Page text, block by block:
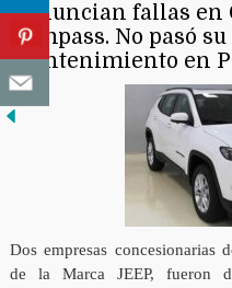
Denuncian fallas en
Compass. No pasó
mantenimiento en
Dos empresas concesionarias
de la Marca JEEP, fueron